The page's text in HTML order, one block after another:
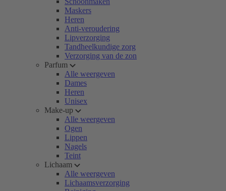
Maskers
Heren
Anti-veroudering
Lipverzorging
Tandheelkundige zorg
Verzorging van de zon
Parfum
Alle weergeven
Dames
Heren
Unisex
Make-up
Alle weergeven
Ogen
Lippen
Nagels
Teint
Lichaam
Alle weergeven
Lichaamsverzorging